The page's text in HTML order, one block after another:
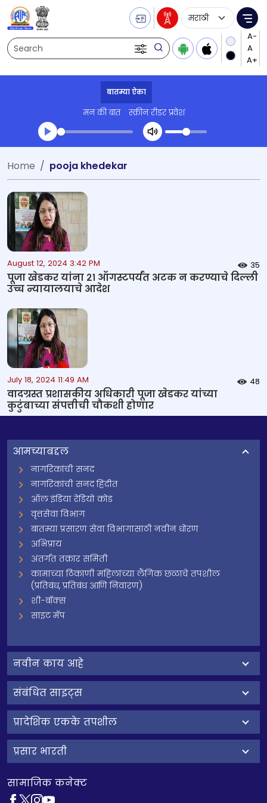
Search
Language
बातम्या ऐका
मन की बात स्क्रीन रीडर प्रवेश
Transcript summary
Home pooja khedekar
August 12, 2024 3:42 PM 35
पूजा खेडकर यांना २१ ऑगस्टपर्यंत अटक न करण्याचे दिल्ली
उच्च न्यायालयाचे आदेश
July 18, 2024 11:49 AM 48
वादग्रस्त प्रशासकीय अधिकारी पूजा खेडकर यांच्या
कुटुंबाच्या संपत्तीची चौकशी होणार
आमच्याबद्दल
नागरिकांची सनद
नागरिकांची सनद हिंदीत
ऑल इंडिया रेडियो कोड
वृत्तसेवा विभाग
बातम्या प्रसारण सेवा विभागासाठी नवीन धोरण
अभिप्राय
अंतर्गत तक्रार समिती
कामाच्या ठिकाणी महिलांच्या लैंगिक छळाचे तपशील
(प्रतिबंध, प्रतिबंध आणि निवारण)
शी-बॉक्स
साइट मॅप
नवीन काय आहे
संबंधित साइट्स
प्रादेशिक एकके तपशील
प्रसार भारती
सामाजिक कनेक्ट